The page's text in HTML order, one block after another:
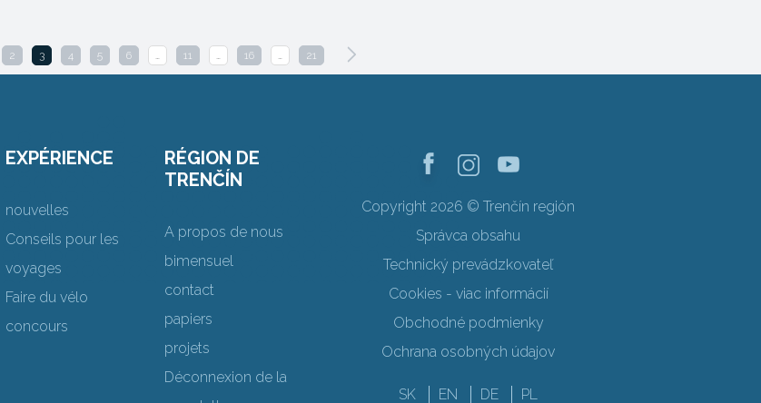
2 3 4 5 6 … 11 … 16 … 21
EXPÉRIENCE
nouvelles
Conseils pour les
voyages
Faire du vélo
concours
RÉGION DE
TRENČÍN
A propos de nous
bimensuel
contact
papiers
projets
Déconnexion de la
Copyright 2026 © Trenčín región
Správca obsahu
Technický prevádzkovateľ
Cookies - viac informácií
Obchodné podmienky
Ochrana osobných údajov
SK EN DE PL